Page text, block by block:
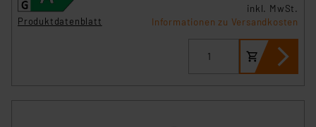
Produktdatenblatt
inkl. MwSt.
Informationen zu Versandkosten